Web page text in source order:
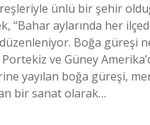
ünlü bir şehir
“Bahar aylarında her
Boğa güreşi
ve Güney
yayılan boğa güreşi,
bir sanat olarak…